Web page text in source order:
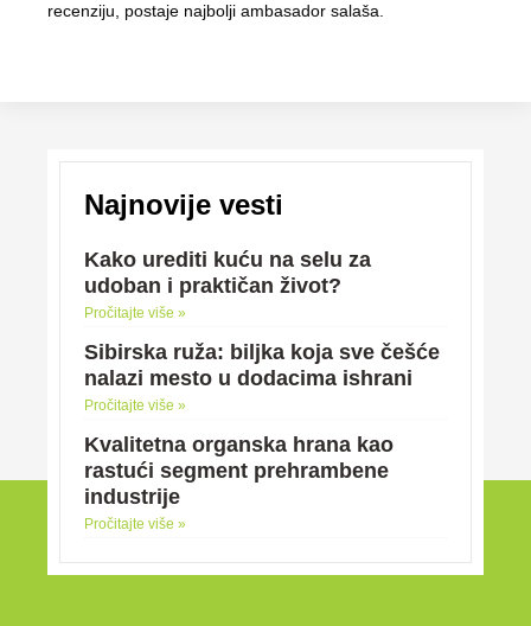
recenziju, postaje najbolji ambasador salaša.
Najnovije vesti
Kako urediti kuću na selu za
udoban i praktičan život?
Pročitajte više »
Sibirska ruža: biljka koja sve češće
nalazi mesto u dodacima ishrani
Pročitajte više »
Kvalitetna organska hrana kao
rastući segment prehrambene
industrije
Pročitajte više »